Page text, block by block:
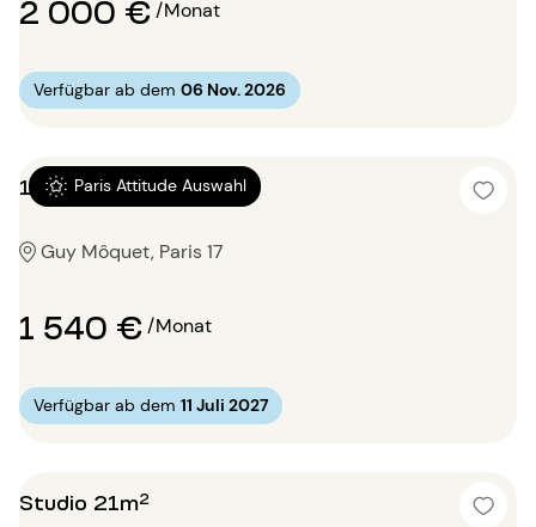
2 000 €/Monat
Verfügbar ab dem 06 Nov. 2026
Paris Attitude Auswahl
1 Zimmer 32m²
Guy Môquet, Paris 17
1 540 €/Monat
Verfügbar ab dem 11 Juli 2027
Studio 21m²